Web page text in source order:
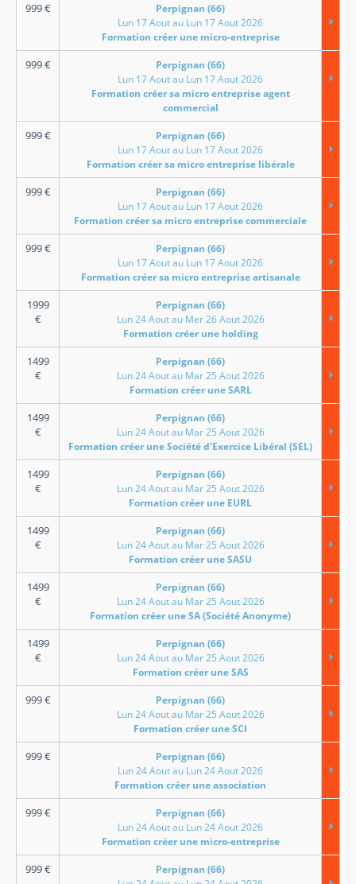
999€
Perpignan (66)
Lun 17 Aout au Lun 17 Aout 2026
Formation créer une micro-entreprise
999€
Perpignan (66)
Lun 17 Aout au Lun 17 Aout 2026
Formation créer sa micro entreprise agent
commercial
999€
Perpignan (66)
Lun 17 Aout au Lun 17 Aout 2026
Formation créer sa micro entreprise libérale
999€
Perpignan (66)
Lun 17 Aout au Lun 17 Aout 2026
Formation créer sa micro entreprise commerciale
999€
Perpignan (66)
Lun 17 Aout au Lun 17 Aout 2026
Formation créer sa micro entreprise artisanale
1999
€
Perpignan (66)
Lun 24 Aout au Mer 26 Aout 2026
Formation créer une holding
1499
€
Perpignan (66)
Lun 24 Aout au Mar 25 Aout 2026
Formation créer une SARL
1499
€
Perpignan (66)
Lun 24 Aout au Mar 25 Aout 2026
Formation créer une Société d'Exercice Libéral (SEL)
1499
€
Perpignan (66)
Lun 24 Aout au Mar 25 Aout 2026
Formation créer une EURL
1499
€
Perpignan (66)
Lun 24 Aout au Mar 25 Aout 2026
Formation créer une SASU
1499
€
Perpignan (66)
Lun 24 Aout au Mar 25 Aout 2026
Formation créer une SA (Société Anonyme)
1499
€
Perpignan (66)
Lun 24 Aout au Mar 25 Aout 2026
Formation créer une SAS
999€
Perpignan (66)
Lun 24 Aout au Mar 25 Aout 2026
Formation créer une SCI
999€
Perpignan (66)
Lun 24 Aout au Lun 24 Aout 2026
Formation créer une association
999€
Perpignan (66)
Lun 24 Aout au Lun 24 Aout 2026
Formation créer une micro-entreprise
999€
Perpignan (66)